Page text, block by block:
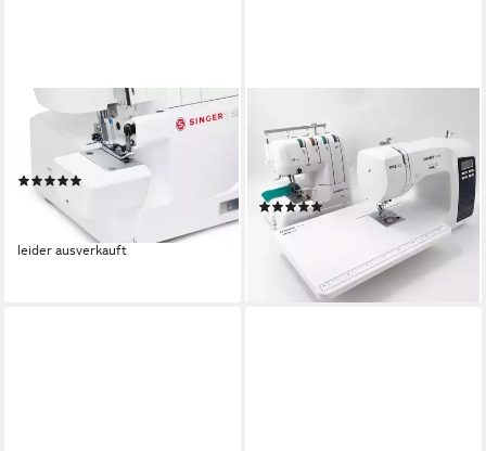
SINGER
Overlock-Nähmaschine - Elite
SE017
369,00 €
leider ausverkauft
Nähmaschine GLAESERhome
Pro-Bundle, ol50 + mia500 +
Anschiebetisch
(1)
549,00 € 687,99 €
-20%
lieferbar - in 2-3 Werktagen bei dir